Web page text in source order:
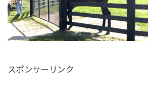
スポンサーリンク